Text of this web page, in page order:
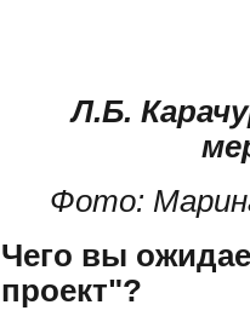
Л.Б.
Фото:
Чего вы
проект"?